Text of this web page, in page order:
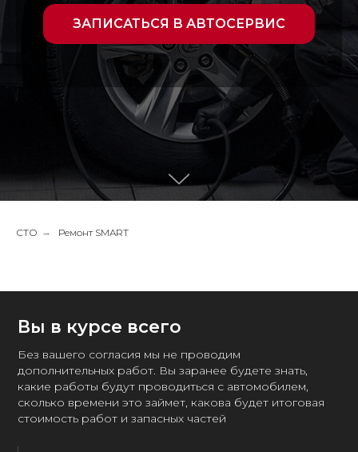
ЗАПИСАТЬСЯ В АВТОСЕРВИС
СТО → Ремонт SMART
Вы в курсе всего
Без вашего согласия мы не проводим
дополнительных работ. Вы заранее будете знать,
какие работы будут проводиться с автомобилем,
сколько времени это займет, какова будет итоговая
стоимость работ и запасных частей